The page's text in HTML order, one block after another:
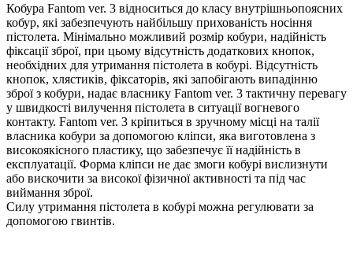
Кобура Fantom ver. 3 відноситься до класу внутрішньопоясних
кобур, які забезпечують найбільшу прихованість носіння
пістолета. Мінімально можливий розмір кобури, надійність
фіксації зброї, при цьому відсутність додаткових кнопок,
необхідних для утримання пістолета в кобурі. Відсутність
кнопок, хлястиків, фіксаторів, які запобігають випадінню
зброї з кобури, надає власнику Fantom ver. 3 тактичну перевагу
у швидкості вилучення пістолета в ситуації вогневого
контакту. Fantom ver. 3 кріпиться в зручному місці на талії
власника кобури за допомогою кліпси, яка виготовлена з
високоякісного пластику, що забезпечує її надійність в
експлуатації. Форма кліпси не дає змоги кобурі вислизнути
або вискочити за високої фізичної активності та під час
виймання зброї.
Силу утримання пістолета в кобурі можна регулювати за
допомогою гвинтів.